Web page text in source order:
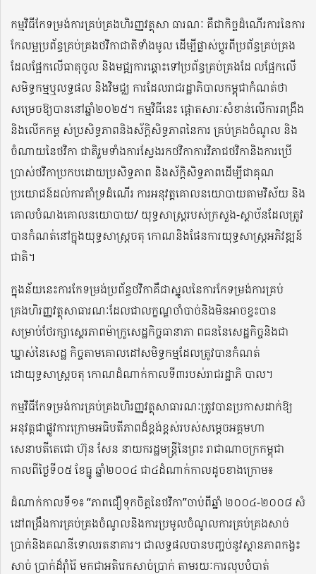
កម្មវិធីកែទម្រង់ការគ្រប់គ្រងហិរញ្ញវត្ថុសា ធារណៈ គឺជាកិច្ចដំណើរការនៃការ
កែលម្អប្រព័ន្ធគ្រប់គ្រងថវិកាជាតិទាំងមូល ដើម្បីផ្លាស់ប្តូរពីប្រព័ន្ធគ្រប់គ្រង
ដែលផ្អែកលើធាតុចូល និងមជ្ឍការឆ្ពោះទៅប្រព័ន្ធគ្រប់គ្រងដែ លផ្អែកលើ
សមិទ្ធកម្មឬលទ្ធផល និងវិមជ្ឈ ការដែលរាជរដ្ឋាភិបាលកម្ពុជាកំណត់ថា
សម្រេចឱ្យបាននៅឆ្នាំ២០២៥។ កម្មវិធីនេះ ផ្តោតសារៈសំខាន់លើការពង្រឹង
និងលើកកម្ព ស់ប្រសិទ្ធភាពនិងស័ក្តិសិទ្ធភាពនៃការ គ្រប់គ្រងចំណូល និង
ចំណាយនៃថវិកា ជាតិរួមទាំងការស្វែងរកថវិកាការវិភាជថវិកានិងការប្រើ
ប្រាស់ថវិកាប្រកបដោយប្រសិទ្ធភាព និងស័ក្តិសិទ្ធភាពដើម្បីជាគុណ
ប្រយោជន៍ដល់ការគាំទ្រដំណើរ ការអនុវត្តគោលនយោបាយតាមវិស័យ និង
គោលបំណងគោលនយោបាយ/ យុទ្ធសាស្រ្តរបស់ក្រសួង-ស្ថាប័នដែលត្រូវ
បានកំណត់នៅក្នុងយុទ្ធសាស្រ្តចតុ កោណនិងផែនការយុទ្ធសាស្រ្តអភិវឌ្ឍន៍
ជាតិ។
ក្នុងន័យនេះការកែទម្រង់ប្រព័ន្ធថវិកាគឺជាស្នូលនៃការកែទម្រង់ការគ្រប់
គ្រងហិរញ្ញវត្ថុសាធារណៈដែលជាលក្ខណ្ឌចាំបាច់និងមិនអាចខ្វះបាន
សម្រាប់ថែរក្សាស្ថេរភាពម៉ាក្រូសេដ្ឋកិច្ចធានាភា ពធននៃសេដ្ឋកិច្ចនិងជា
ឃ្នាស់នៃសេដ្ឋ កិច្ចតាមគោលដៅសមិទ្ធកម្មដែលត្រូវបានកំណត់
ដោយុទ្ធសាស្រ្តចតុ កោណដំណាក់កាលទី៣របស់រាជរដ្ឋាភិ បាល។
កម្មវិធីកែទម្រង់ការគ្រប់គ្រងហិរញ្ញវត្ថុសាធារណៈត្រូវបានប្រកាសដាក់ឱ្យ
អនុវត្តជាផ្លូវការក្រោមអធិបតីភាពដ៏ខ្ពង់ខ្ពស់របស់សម្ដេចអគ្គមហា
សេនាបតីតេជោ ហ៊ុន សែន នាយករដ្ឋមន្ត្រីនៃព្រះ រាជាណាចក្រកម្ពុជា
កាលពីថ្ងៃទី០៥ ខែធ្នូ ឆ្នាំ២០០៤ ជា៤ដំណាក់កាលដូចខាងក្រោម៖
ដំណាក់កាលទី១៖ “ភាពជឿទុកចិត្តនៃថវិកា”ចាប់ពីឆ្នាំ ២០០៤-២០០៨ សំ
ដៅពង្រឹងការគ្រប់គ្រងចំណូលនិងការប្រមូលចំណូលការគ្រប់គ្រងសាច់
ប្រាក់និងគណនីទោលរតនាគារ។ ជាលទ្ធផលបានបញ្ចប់នូវស្ថានភាពកង្វះ
សាច់ ប្រាក់ដ៏រ៉ាំរ៉ៃ មកជាអតិរេកសាច់ប្រាក់ តាមរយៈការលុបបំបាត់